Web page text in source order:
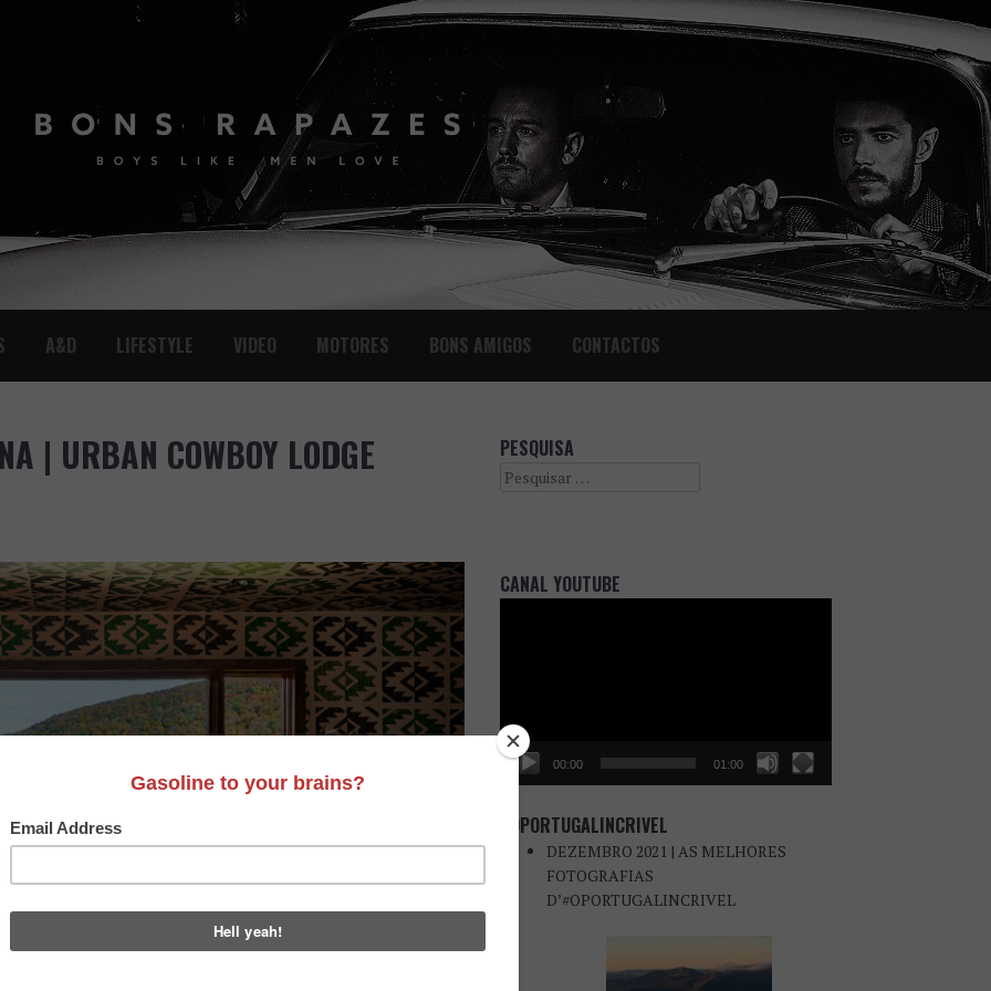
A&D LIFESTYLE VIDEO MOTORES BONS AMIGOS CONTACTOS
| URBAN COWBOY LODGE PESQUISA
Search
CANAL YOUTUBE
00:00 01:00
#OPORTUGALINCRIVEL
DEZEMBRO 2021 | AS MELHORES
FOTOGRAFIAS
D’#OPORTUGALINCRIVEL